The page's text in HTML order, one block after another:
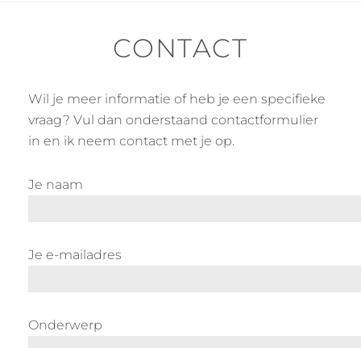
CONTACT
Wil je meer informatie of heb je een specifieke
vraag? Vul dan onderstaand contactformulier
in en ik neem contact met je op.
Je naam
Je e-mailadres
Onderwerp